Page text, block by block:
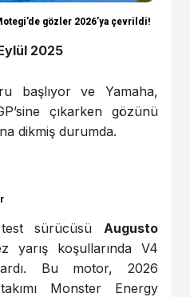
gözler 2026’ya çevrildi!
2025
başlıyor ve Yamaha,
çıkarken gözünü
dikmiş durumda.
test sürücüsü Augusto
yarış koşullarında V4
Bu motor, 2026
Monster Energy